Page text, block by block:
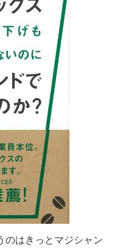
のはきっとマジシャン